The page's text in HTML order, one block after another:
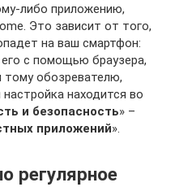
либо приложению,
Это зависит от того,
на ваш смартфон:
с помощью браузера,
тому обозревателю,
находится во
и безопасность» –
приложений».
регулярное